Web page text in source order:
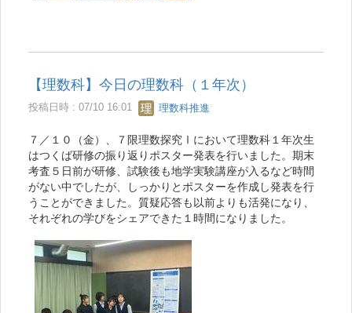
【理数科】今日の理数科（１年次）
投稿日時 : 07/10 16:01 理数科推進
７／１０（金）、７限理数探究Ⅰにおいて理数科１年次生
はつくば研修の振り返りポスター発表を行いました。期末
考査５日前が研修、試験後も地学実験講座が入るなど時間
がない中でしたが、しっかりとポスターを作成し発表を行
うことができました。質疑応答も以前よりも活発になり、
それぞれの学びをシェアできた１時間になりました。